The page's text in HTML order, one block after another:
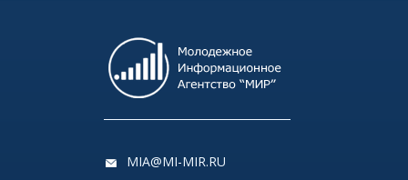
MIA@MI-MIR.RU